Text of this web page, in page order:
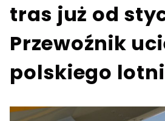
tras już od
Przewoźnik
polskiego